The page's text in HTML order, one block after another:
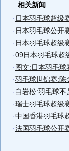
相关新闻
· 日本羽毛球超级
· 日本羽毛球公开
· 日本羽毛球超级
·09日本羽毛球超
· 图文:日本羽毛
·羽毛球世锦赛:陈
·白岩松:羽毛球
·瑞士羽毛球超级
·中国香港羽毛球
·法国羽毛球公开